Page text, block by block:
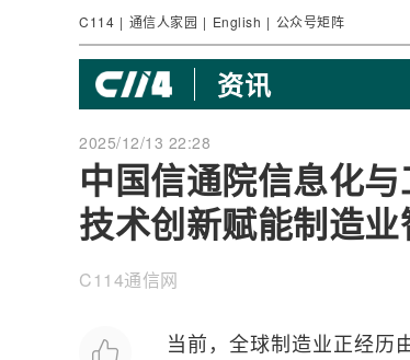
C114 | 通信人家园 | English | 公众号矩阵
资讯
2025/12/13 22:28
中国信通院信息化
技术创新赋能制造
C114通信网
当前，全球制造业正经历